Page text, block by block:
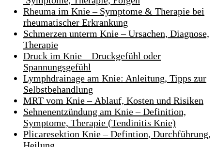
Rheuma im Knie – Symptome & Therapie bei
rheumatischer Erkrankung
Schmerzen unterm Knie – Ursachen, Diagnose,
Therapie
Druck im Knie – Druckgefühl oder
Spannungsgefühl
Lymphdrainage am Knie: Anleitung, Tipps zur
Selbstbehandlung
MRT vom Knie – Ablauf, Kosten und Risiken
Sehnenentzündung am Knie – Definition,
Symptome, Therapie (Tendinitis Knie)
Plicaresektion Knie – Defintion, Durchführung,